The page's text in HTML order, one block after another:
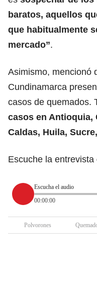
baratos, aquellos
que habitualmente
mercado”.
Asimismo, mencionó
Cundinamarca
casos de quemados.
casos en Antioquia,
Caldas, Huila,
Escuche la
Escucha el audio
00:00:00
Polvorones